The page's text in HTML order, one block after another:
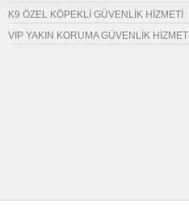
K9 ÖZEL KÖPEKLİ GÜVENLİK HİZMETİ
VIP YAKIN KORUMA GÜVENLİK HİZMETİ